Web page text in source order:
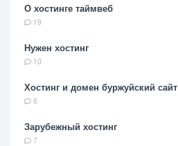
О хостинге таймвеб
19
Нужен хостинг
10
Хостинг и домен буржуйский сайт
6
Зарубежный хостинг
7